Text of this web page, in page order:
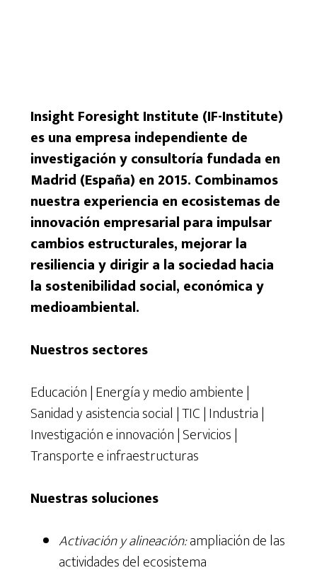
Insight Foresight Institute (IF-Institute)
es una empresa independiente de
investigación y consultoría fundada en
Madrid (España) en 2015. Combinamos
nuestra experiencia en ecosistemas de
innovación empresarial para impulsar
cambios estructurales, mejorar la
resiliencia y dirigir a la sociedad hacia
la sostenibilidad social, económica y
medioambiental.
Nuestros sectores
Educación | Energía y medio ambiente |
Sanidad y asistencia social | TIC | Industria |
Investigación e innovación | Servicios |
Transporte e infraestructuras
Nuestras soluciones
Activación y alineación:ampliación de las
actividades del ecosistema